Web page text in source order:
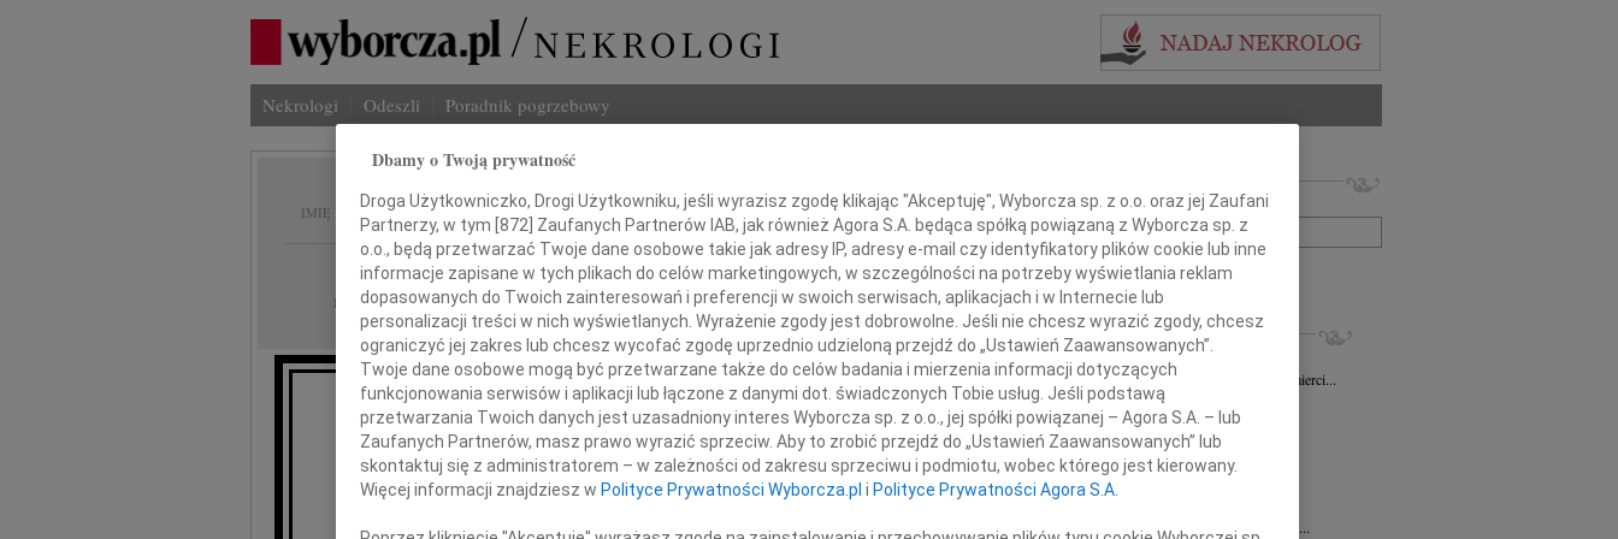
Nekrologi Odeszli Poradnik pogrzebowy
IMIĘ I NAZWISKO: Marek Czajkowski
REGION: Łódź
DATA EMISJI: 25.08.2023
Prof. Krystynie Czajkowskiej
z powodu odejścia Męża
Imię i nazwisko lub numer ogłoszenia:
+ szukanie zaawansowane
INNE NEKROLOGI
Tadeusz Gapiński 03.08.2026
Z dużym żalem przyjęliśmy wiadomość o śmierci...
31.07.2026Łódź
Wyrazy głębokiego współczucia dla...
29.07.2026
Łódź
Wyrazy współczucia Pani Janinie...
27.07.2026
Pani Joannie Nowińskiej wyrazy głębokiego...
Dbamy o Twoją prywatność
Droga Użytkowniczko, Drogi Użytkowniku, jeśli wyrazisz zgodę klikając "Akceptuję", Wyborcza sp. z o.o. oraz jej Zaufani
Partnerzy, w tym [872] Zaufanych Partnerów IAB, jak również Agora S.A. będąca spółką powiązaną z Wyborcza sp. z
o.o., będą przetwarzać Twoje dane osobowe takie jak adresy IP, adresy e-mail czy identyfikatory plików cookie lub inne
informacje zapisane w tych plikach do celów marketingowych, w szczególności na potrzeby wyświetlania reklam
dopasowanych do Twoich zainteresowań i preferencji w swoich serwisach, aplikacjach i w Internecie lub
personalizacji treści w nich wyświetlanych. Wyrażenie zgody jest dobrowolne. Jeśli nie chcesz wyrazić zgody, chcesz
ograniczyć jej zakres lub chcesz wycofać zgodę uprzednio udzieloną przejdź do „Ustawień Zaawansowanych”.
Twoje dane osobowe mogą być przetwarzane także do celów badania i mierzenia informacji dotyczących
funkcjonowania serwisów i aplikacji lub łączone z danymi dot. świadczonych Tobie usług. Jeśli podstawą
przetwarzania Twoich danych jest uzasadniony interes Wyborcza sp. z o.o., jej spółki powiązanej – Agora S.A. – lub
Zaufanych Partnerów, masz prawo wyrazić sprzeciw. Aby to zrobić przejdź do „Ustawień Zaawansowanych” lub
skontaktuj się z administratorem – w zależności od zakresu sprzeciwu i podmiotu, wobec którego jest kierowany.
Więcej informacji znajdziesz w Polityce Prywatności Wyborcza.pl i Polityce Prywatności Agora S.A.